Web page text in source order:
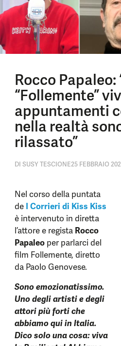
Rocco Papaleo:
“Follemente”
appuntamenti
nella realtà
rilassato”
DI SUSY TESCIONE25 FEBBRAIO
Nel corso della puntata
de I Corrieri di Kiss Kiss
è intervenuto in diretta
l’attore e regista Rocco
Papaleo per parlarci del
film Follemente, diretto
da Paolo Genovese.
Sono emozionatissimo.
Uno degli artisti e degli
attori più forti che
abbiamo qui in Italia.
Dico solo una cosa: viva